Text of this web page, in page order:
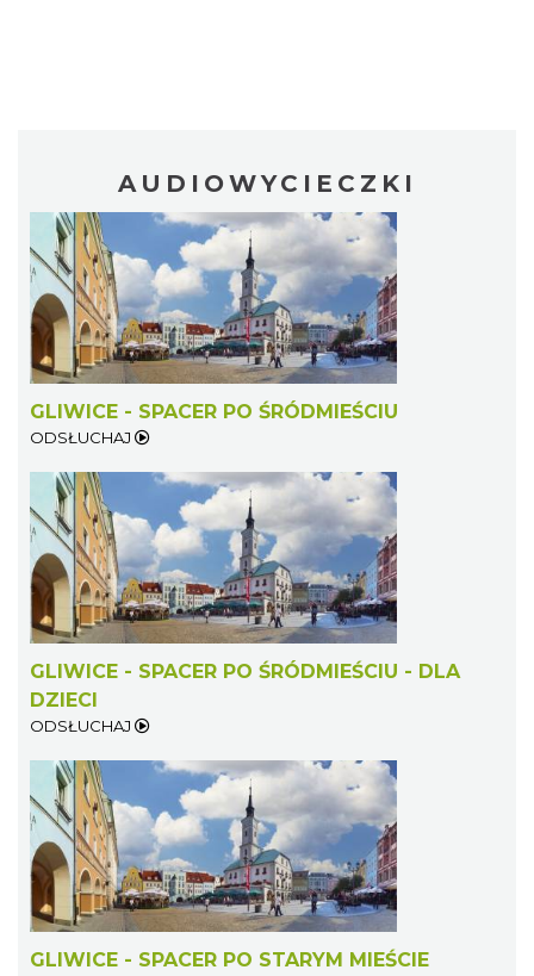
AUDIOWYCIECZKI
GLIWICE - SPACER PO ŚRÓDMIEŚCIU
ODSŁUCHAJ
GLIWICE - SPACER PO ŚRÓDMIEŚCIU - DLA
DZIECI
ODSŁUCHAJ
GLIWICE - SPACER PO STARYM MIEŚCIE